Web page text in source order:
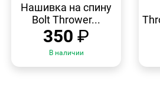
Нашивка на спину
Bolt Thrower...
350 ₽
В наличии